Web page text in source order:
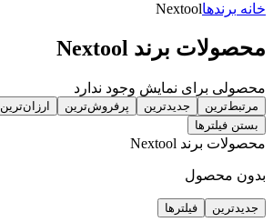
خانه برندهاNextool
محصولات برند Nextool
محصولی برای نمایش وجود ندارد
مرتبط‌ترین جدیدترین پرفروش‌ترین ارزان‌ترین
بستن فیلترها
محصولات برند Nextool
بدون محصول
جدیدترین فیلترها